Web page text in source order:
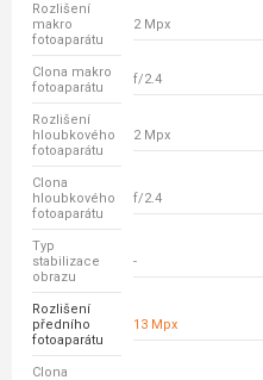
Rozlišení
makro
fotoaparátu
2 Mpx
Clona makro
fotoaparátu
f/2.4
Rozlišení
hloubkového
fotoaparátu
2 Mpx
Clona
hloubkového
fotoaparátu
f/2.4
Typ
stabilizace
obrazu
-
Rozlišení
předního
fotoaparátu
13 Mpx
Clona